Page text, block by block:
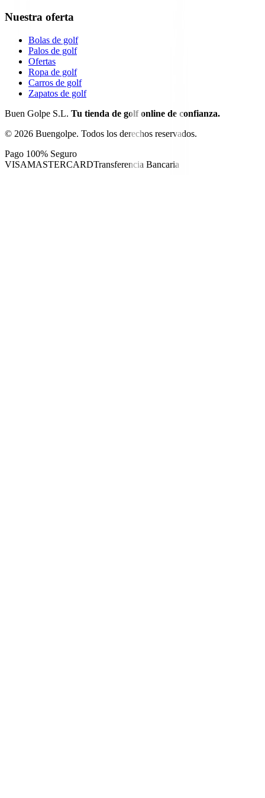
Nuestra oferta
Bolas de golf
Palos de golf
Ofertas
Ropa de golf
Carros de golf
Zapatos de golf
Buen Golpe S.L. Tu tienda de golf online de confianza.
© 2026 Buengolpe. Todos los derechos reservados.
Pago 100% Seguro
VISAMASTERCARDTransferencia Bancaria